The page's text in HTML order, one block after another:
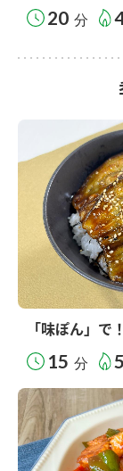
20 分
「味ぽん」で
15 分